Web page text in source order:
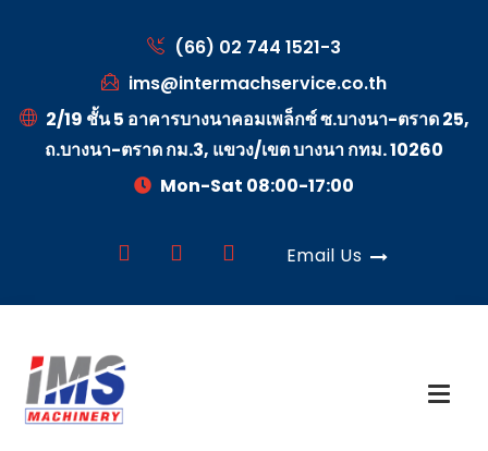
(66) 02 744 1521-3
ims@intermachservice.co.th
2/19 ชั้น 5 อาคารบางนาคอมเพล็กซ์ ซ.บางนา-ตราด 25,
ถ.บางนา-ตราด กม.3, แขวง/เขต บางนา กทม. 10260
Mon-Sat 08:00-17:00
Email Us